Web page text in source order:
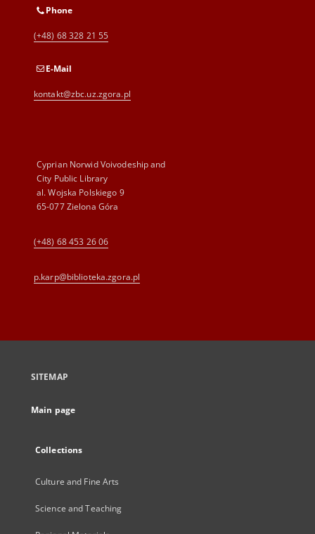
Phone
(+48) 68 328 21 55
E-Mail
kontakt@zbc.uz.zgora.pl
Cyprian Norwid Voivodeship and
City Public Library
al. Wojska Polskiego 9
65-077 Zielona Góra
(+48) 68 453 26 06
p.karp@biblioteka.zgora.pl
SITEMAP
Main page
Collections
Culture and Fine Arts
Science and Teaching